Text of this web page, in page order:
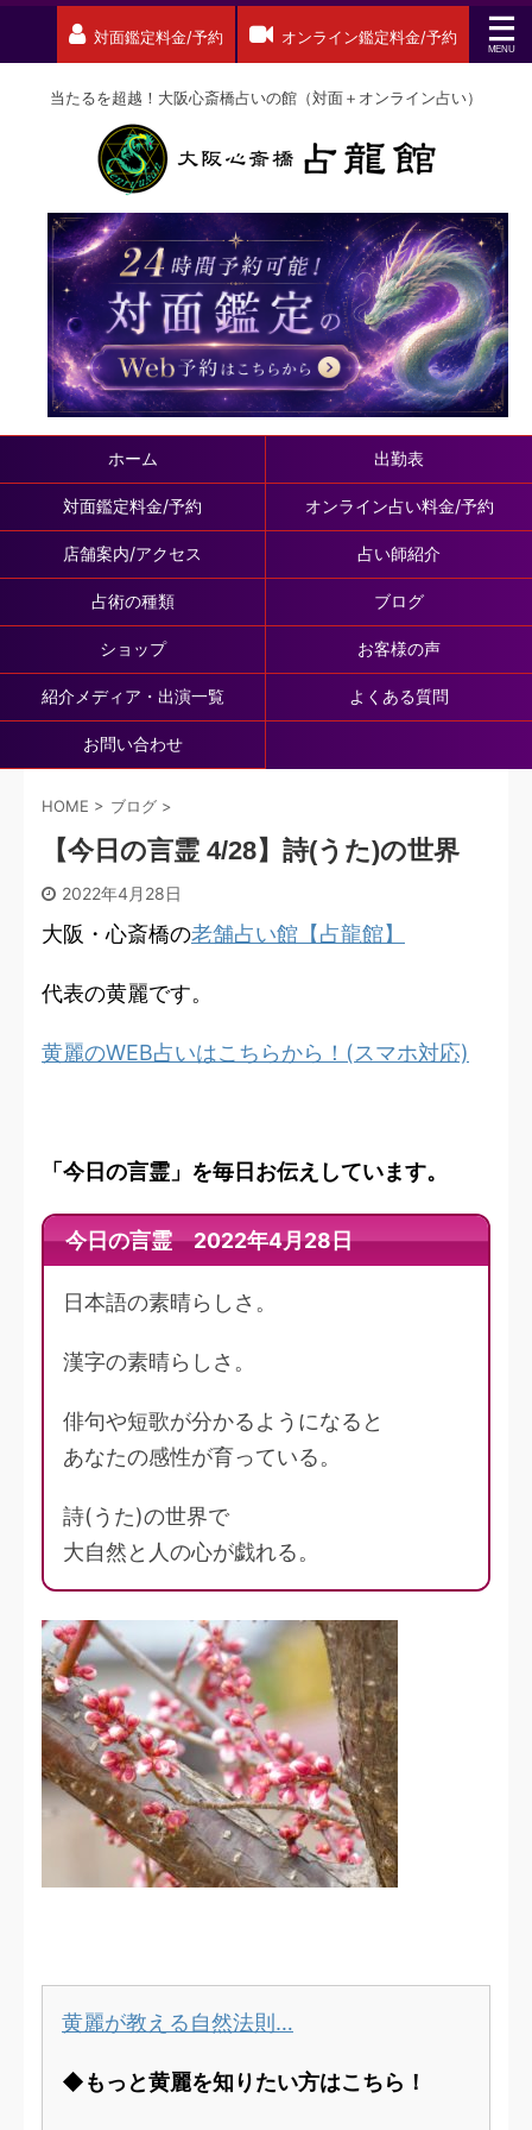
対面鑑定料金/予約 オンライン鑑定料金/予約
当たるを超越！大阪心斎橋占いの館（対面＋オンライン占い）
ホーム 出勤表
対面鑑定料金/予約 オンライン占い料金/予約
店舗案内/アクセス 占い師紹介
占術の種類 ブログ
ショップ お客様の声
紹介メディア・出演一覧 よくある質問
お問い合わせ
HOME > ブログ >
【今日の言霊 4/28】詩(うた)の世界
2022年4月28日
大阪・心斎橋の老舗占い館【占龍館】
代表の黄麗です。
黄麗のWEB占いはこちらから！(スマホ対応)
「今日の言霊」を毎日お伝えしています。
今日の言霊 2022年4月28日
日本語の素晴らしさ。
漢字の素晴らしさ。
俳句や短歌が分かるようになると
あなたの感性が育っている。
詩(うた)の世界で
大自然と人の心が戯れる。
黄麗が教える自然法則…
◆もっと黄麗を知りたい方はこちら！